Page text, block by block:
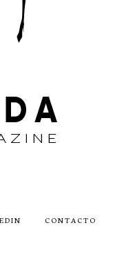
CONTACTO